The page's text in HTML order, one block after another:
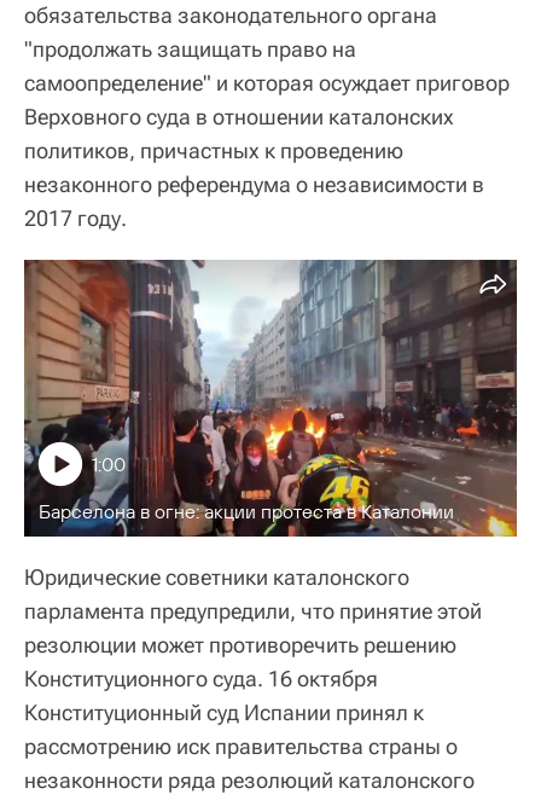
обязательства законодательного органа
"продолжать защищать право на
самоопределение" и которая осуждает приговор
Верховного суда в отношении каталонских
политиков, причастных к проведению
незаконного референдума о независимости в
2017 году.
Барселона в огне: акции протеста в Каталонии
1:00
Юридические советники каталонского
парламента предупредили, что принятие этой
резолюции может противоречить решению
Конституционного суда. 16 октября
Конституционный суд Испании принял к
рассмотрению иск правительства страны о
незаконности ряда резолюций каталонского